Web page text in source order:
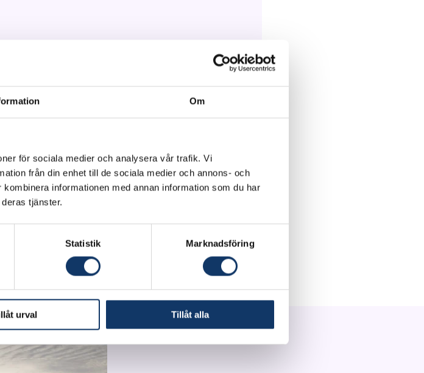
Om
för sociala medier och analysera vår trafik. Vi
från din enhet till de sociala medier och annons- och
informationen med annan information som du har
tjänster.
Statistik Marknadsföring
urval Tillåt alla
PROFESSOR MATS G. LARSON (UMEÅ
(artificiell intelligens) som från
identifierar och positionerar detaljer såsom
vi att kunna matcha objekt i rummet med